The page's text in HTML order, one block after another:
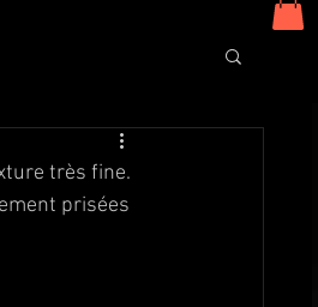
très fine.
prisées